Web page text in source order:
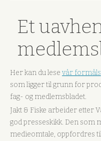
Et
Her kan du lese vår
som ligger til grunn for
fag- og medlemsbladet.
Jakt & Fiske arbeider
god presseskikk. Den som
medieomtale, oppfordres